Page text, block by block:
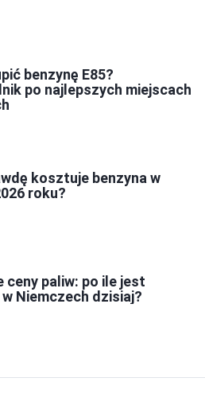
benzynę E85?
po najlepszych miejscach
kosztuje benzyna w
roku?
ceny paliw: po ile jest
Niemczech dzisiaj?